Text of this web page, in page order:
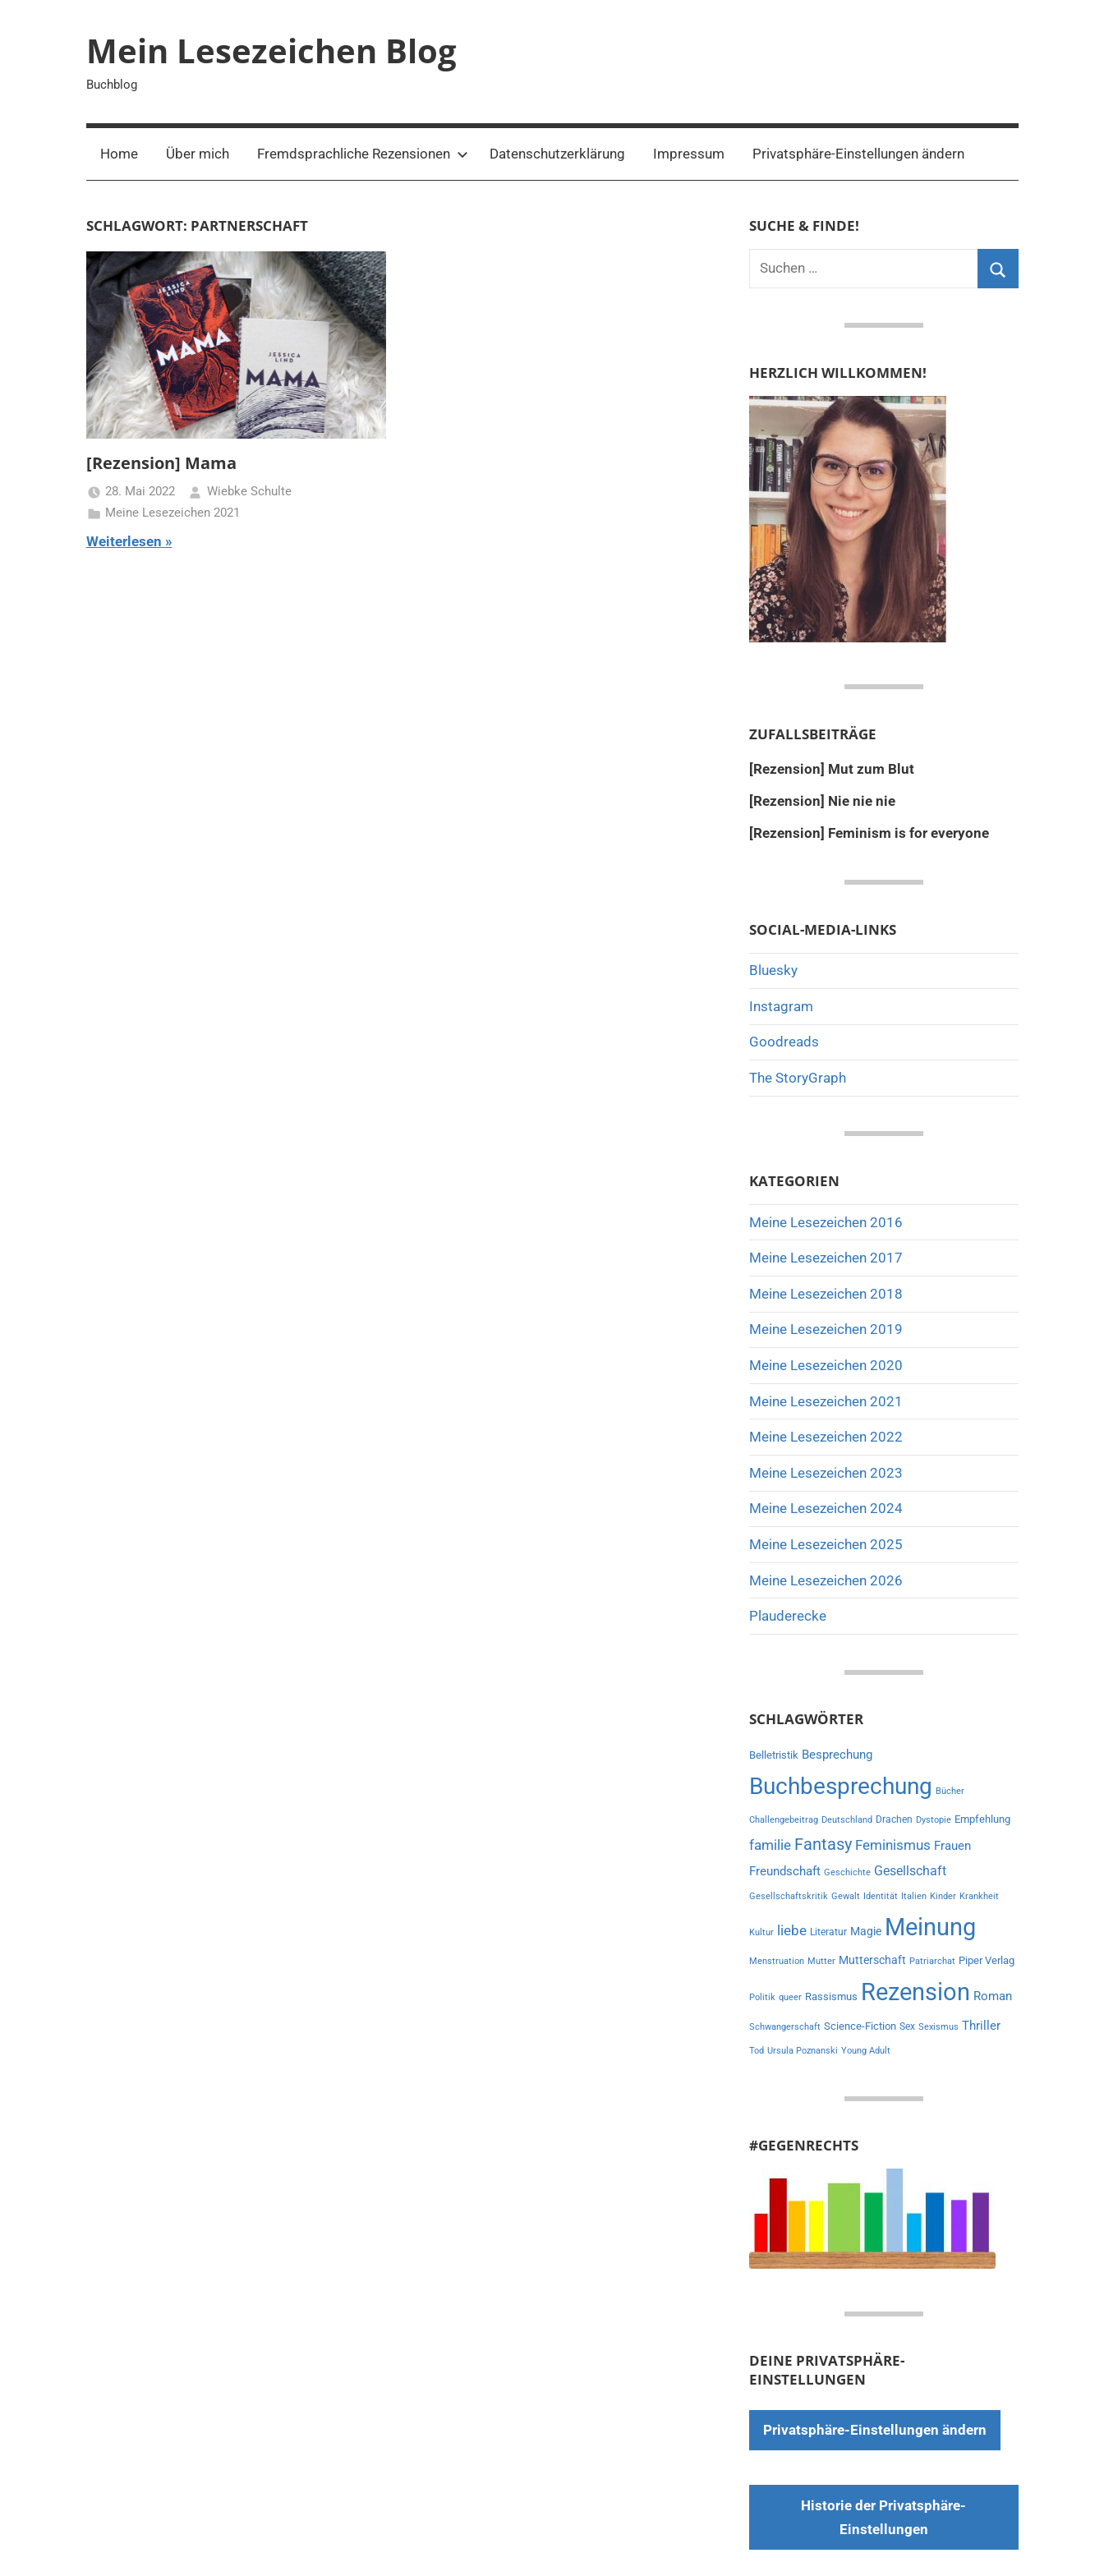
Mein Lesezeichen Blog
Buchblog
Home Über mich Fremdsprachliche Rezensionen Datenschutzerklärung Impressum Privatsphäre-Einstellungen ändern
SCHLAGWORT: PARTNERSCHAFT
[Rezension] Mama
28. Mai 2022
Wiebke Schulte
Meine Lesezeichen 2021
Weiterlesen
SUCHE & FINDE!
Suchen
HERZLICH WILLKOMMEN!
ZUFALLSBEITRÄGE
[Rezension] Mut zum Blut
[Rezension] Nie nie nie
[Rezension] Feminism is for everyone
SOCIAL-MEDIA-LINKS
Bluesky
Instagram
Goodreads
The StoryGraph
KATEGORIEN
Meine Lesezeichen 2016
Meine Lesezeichen 2017
Meine Lesezeichen 2018
Meine Lesezeichen 2019
Meine Lesezeichen 2020
Meine Lesezeichen 2021
Meine Lesezeichen 2022
Meine Lesezeichen 2023
Meine Lesezeichen 2024
Meine Lesezeichen 2025
Meine Lesezeichen 2026
Plauderecke
SCHLAGWÖRTER
Belletristik Besprechung
Buchbesprechung Bücher
Challengebeitrag Deutschland Drachen Dystopie Empfehlung
familie Fantasy Feminismus Frauen
Freundschaft Geschichte Gesellschaft
Gesellschaftskritik Gewalt Identität Italien Kinder Krankheit
Kultur liebe Literatur Magie Meinung
Menstruation Mutter Mutterschaft Patriarchat Piper Verlag
Politik queer Rassismus Rezension Roman
Schwangerschaft Science-Fiction Sex Sexismus Thriller
Tod Ursula Poznanski Young Adult
#GEGENRECHTS
DEINE PRIVATSPHÄRE-
EINSTELLUNGEN
Privatsphäre-Einstellungen ändern
Historie der Privatsphäre-
Einstellungen